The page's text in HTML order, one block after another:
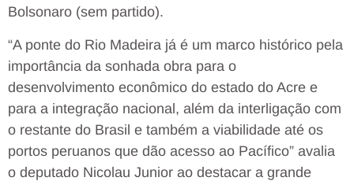
Bolsonaro (sem partido).
“A ponte do Rio Madeira já é um marco histórico pela
importância da sonhada obra para o
desenvolvimento econômico do estado do Acre e
para a integração nacional, além da interligação com
o restante do Brasil e também a viabilidade até os
portos peruanos que dão acesso ao Pacífico” avalia
o deputado Nicolau Junior ao destacar a grande